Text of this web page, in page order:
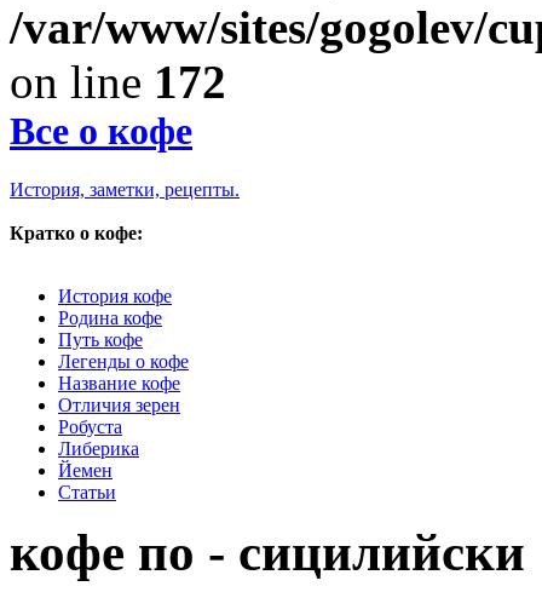
/var/www/sites/gogolev/
on line 172
Все о кофе
История, заметки, рецепты.
Кратко о кофе:
История кофе
Родина кофе
Путь кофе
Легенды о кофе
Название кофе
Отличия зерен
Робуста
Либерика
Йемен
Статьи
кофе по - сицилийски